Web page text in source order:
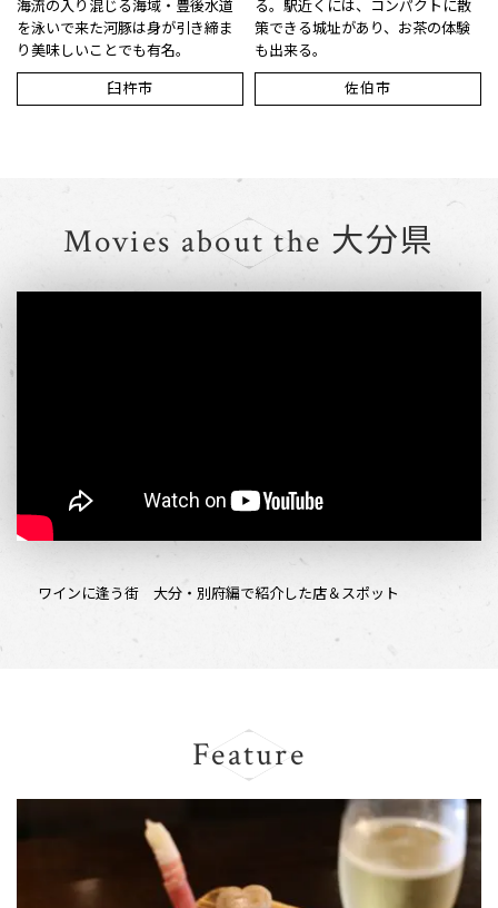
海流の入り混じる海域・豊後水道
を泳いで来た河豚は身が引き締ま
り美味しいことでも有名。
臼杵市
る。駅近くには、コンパクトに散
策できる城址があり、お茶の体験
も出来る。
佐伯市
Movies about the 大分県
ワインに逢う街 大分・別府編で紹介した店＆スポット
Feature